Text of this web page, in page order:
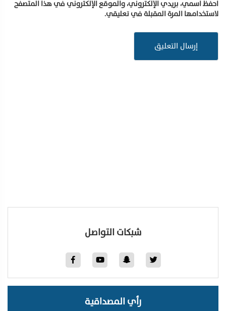
احفظ اسمي، بريدي الإلكتروني، والموقع الإلكتروني في هذا المتصفح
لاستخدامها المرة المقبلة في تعليقي.
شبكات التواصل
رأي المصداقية